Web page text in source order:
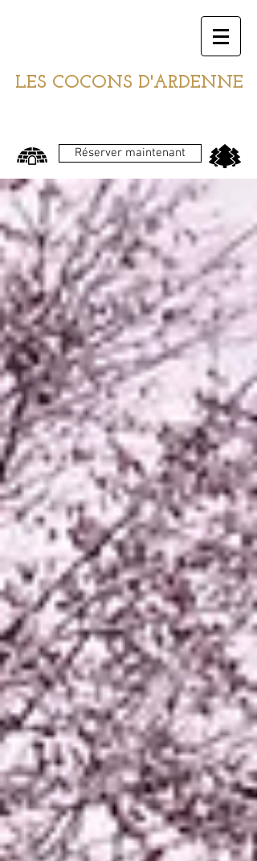
LES COCONS D'ARDENNE
Réserver maintenant